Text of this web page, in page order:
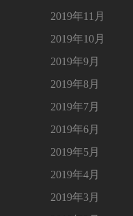
2019年11月
2019年10月
2019年9月
2019年8月
2019年7月
2019年6月
2019年5月
2019年4月
2019年3月